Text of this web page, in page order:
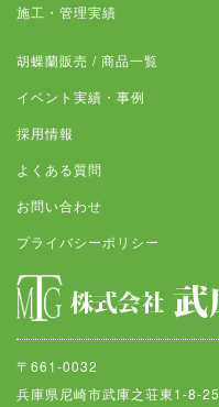
施工・管理実績
胡蝶蘭販売 / 商品一覧
イベント実績・事例
採用情報
よくある質問
お問い合わせ
プライバシーポリシー
〒661-0032
兵庫県尼崎市武庫之荘東1-8-25